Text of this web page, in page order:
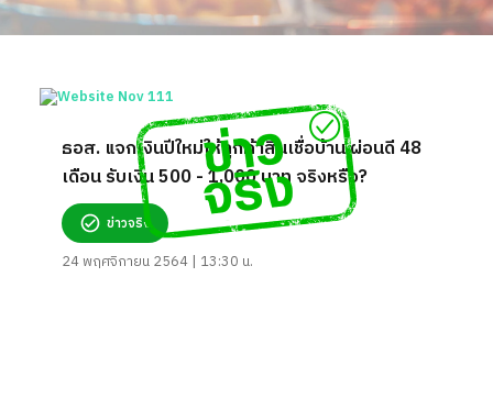
ธอส. แจกเงินปีใหม่ให้ลูกค้าสินเชื่อบ้าน ผ่อนดี 48
เดือน รับเงิน 500 - 1,000 บาท จริงหรือ?
ข่าวจริง
24 พฤศจิกายน 2564 | 13:30 น.